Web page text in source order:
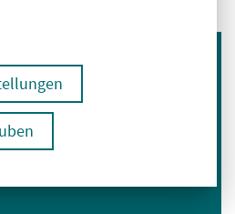
bleiben
Newsletter an: